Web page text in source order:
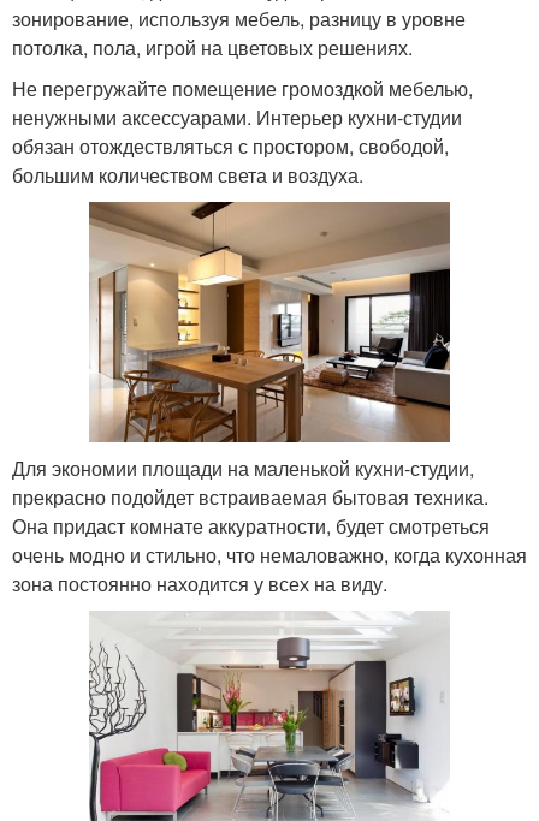
зонирование, используя мебель, разницу в уровне
потолка, пола, игрой на цветовых решениях.
Не перегружайте помещение громоздкой мебелью,
ненужными аксессуарами. Интерьер кухни-студии
обязан отождествляться с простором, свободой,
большим количеством света и воздуха.
Для экономии площади на маленькой кухни-студии,
прекрасно подойдет встраиваемая бытовая техника.
Она придаст комнате аккуратности, будет смотреться
очень модно и стильно, что немаловажно, когда кухонная
зона постоянно находится у всех на виду.